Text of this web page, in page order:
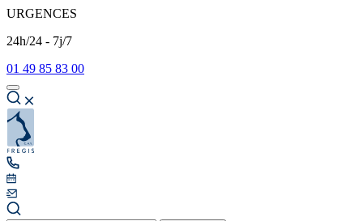
URGENCES
24h/24 - 7j/7
01 49 85 83 00